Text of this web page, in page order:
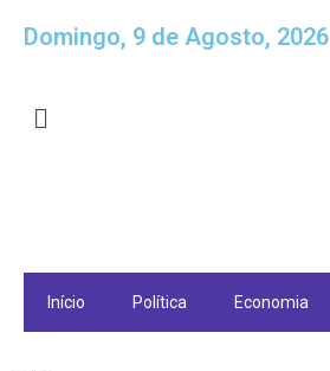
Domingo, 9 de Agosto, 2026
Início Política Economia